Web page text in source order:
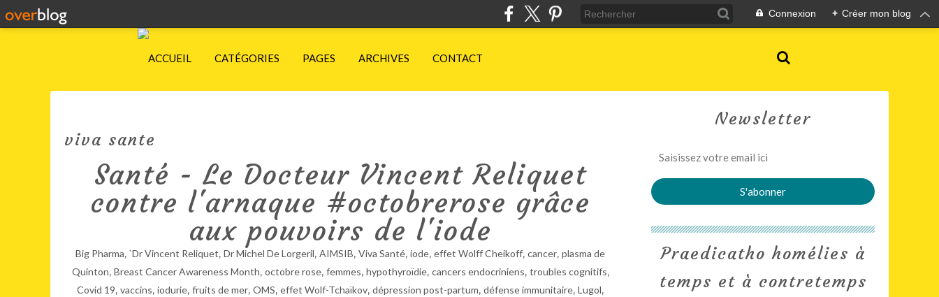
Connexion + Créer mon blog
ACCUEIL CATÉGORIES PAGES ARCHIVES CONTACT
viva sante
Santé - Le Docteur Vincent Reliquet
contre l'arnaque #octobrerose grâce
aux pouvoirs de l'iode
Big Pharma, `Dr Vincent Reliquet, Dr Michel De Lorgeril, AIMSIB, Viva Santé, iode, effet Wolff Cheikoff, cancer, plasma de
Quinton, Breast Cancer Awareness Month, octobre rose, femmes, hypothyroïdie, cancers endocriniens, troubles cognitifs,
Covid 19, vaccins, iodurie, fruits de mer, OMS, effet Wolf-Tchaïkov, dépression post-partum, défense immunitaire, Lugol,
Newsletter
Praedicatho homélies à
temps et à contretemps